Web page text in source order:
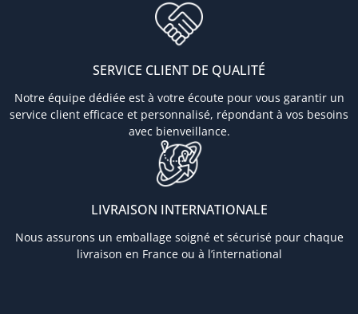
SERVICE CLIENT DE QUALITÉ
Notre équipe dédiée est à votre écoute pour vous garantir un
service client efficace et personnalisé, répondant à vos besoins
avec bienveillance.
LIVRAISON INTERNATIONALE
Nous assurons un emballage soigné et sécurisé pour chaque
livraison en France ou à l’international